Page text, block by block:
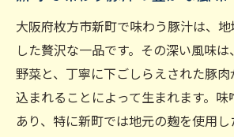
大阪府枚方市新町で味わう豚汁は、
した贅沢な一品です。その深い風味
野菜と、丁寧に下ごしらえされた豚
込まれることによって生まれます。
あり、特に新町では地元の麹を使用